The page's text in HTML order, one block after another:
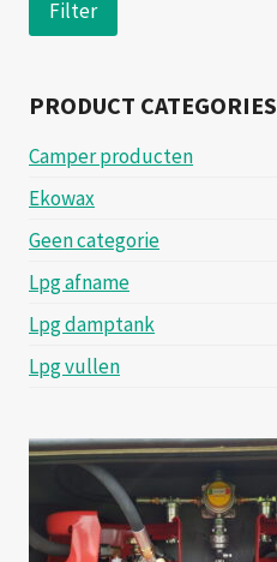
Filter
PRODUCT CATEGORIES
Camper producten
Ekowax
Geen categorie
Lpg afname
Lpg damptank
Lpg vullen